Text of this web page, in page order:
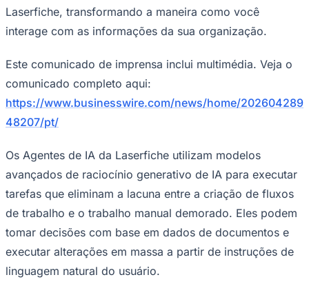
Anuncie no Portal
Divulgar VagasNovo
Negócios Regionais
Turismo
Segurança Regional
Hospitais Estaduais
Parques & Represas
Santana de ParnaíbaOsascoCarapicuíbaJandiraItapeviCotia
do Bom Jesus
Araçariguama Caieiras Franco da
RochaFrancisco MoratoTaboão da SerraEmbu das Artes São Roque
Para Sua Empresa
Anuncie Regional
Guia de Empresas
Hub de Negócios
Guia Comercial
Laserfiche, transformando a maneira como você
interage com as informações da sua organização.
Este comunicado de imprensa inclui multimédia. Veja o
comunicado completo aqui:
https://www.businesswire.com/news/home/202604289
48207/pt/
Os Agentes de IA da Laserfiche utilizam modelos
avançados de raciocínio generativo de IA para executar
tarefas que eliminam a lacuna entre a criação de fluxos
de trabalho e o trabalho manual demorado. Eles podem
tomar decisões com base em dados de documentos e
executar alterações em massa a partir de instruções de
linguagem natural do usuário.